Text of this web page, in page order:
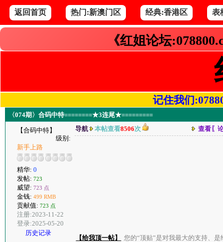
返回首页 热门:新澳门区 经典:香港区 表
《红姐论坛
记住我们
〈074期〉合码中特========★3连尾★=========
【合码中特】
级别:
新手上路
精华: 0
发帖: 723
威望: 723 点
金钱: 499 RMB
贡献值: 723 点
注册:2023-11-22
登录:2025-05-20
历史记录
导航 本帖查看8506次 查看〖
【给我顶一帖】 您的“顶贴”是对我最大的支持、